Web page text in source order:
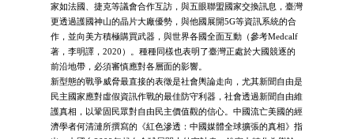
家如法國、捷克等議會合作互訪，與五眼聯盟國家交換訊息，臺灣
更透過護國神山的晶片大廠優勢，與他國展開5G等資訊系統的合
作，並向美方積極購買武器，與世界各國全面互動（參考Medcalf
著，李明譯，2020）。種種同樣也表明了臺灣正處於大國競逐的
前沿地帶，必須審慎應對各層面的影響。
新型態的戰爭威脅最直接的表徵是社會輿論走向，尤其新聞自由是
民主國家應對虛假資訊作戰的最佳防守利器，社會透過新聞自由維
護真相，以鞏固民眾對自由民主價值觀的信心。中國流亡美國的經
濟學者何清漣所撰寫的《紅色滲透：中國媒體全球擴張的真相》指